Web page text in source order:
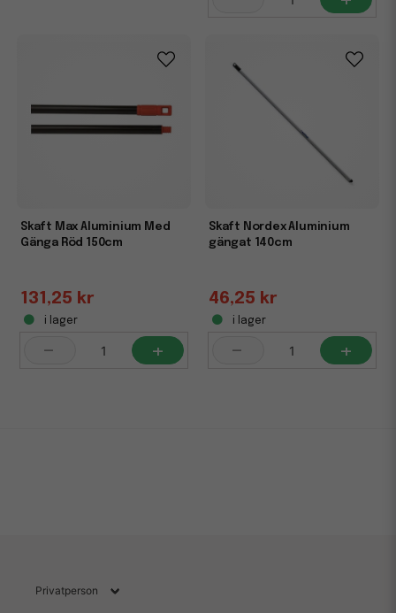
Skaft Max Aluminium Med
Gänga Röd 150cm
131,25 kr
i lager
- +
Skaft Nordex Aluminium
gängat 140cm
46,25 kr
i lager
- +